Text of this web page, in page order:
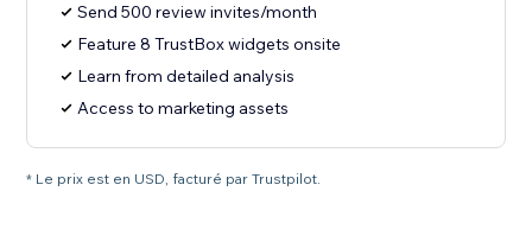
Send 500 review invites/month
Feature 8 TrustBox widgets onsite
Learn from detailed analysis
Access to marketing assets
* Le prix est en USD, facturé par Trustpilot.